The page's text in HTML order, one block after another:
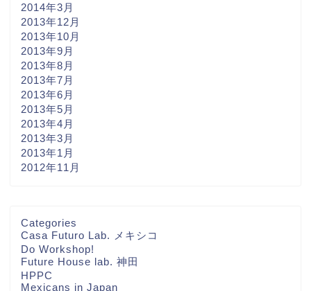
2014年3月
2013年12月
2013年10月
2013年9月
2013年8月
2013年7月
2013年6月
2013年5月
2013年4月
2013年3月
2013年1月
2012年11月
Categories
Casa Futuro Lab. メキシコ
Do Workshop!
Future House lab. 神田
HPPC
Mexicans in Japan
NETWORKについて